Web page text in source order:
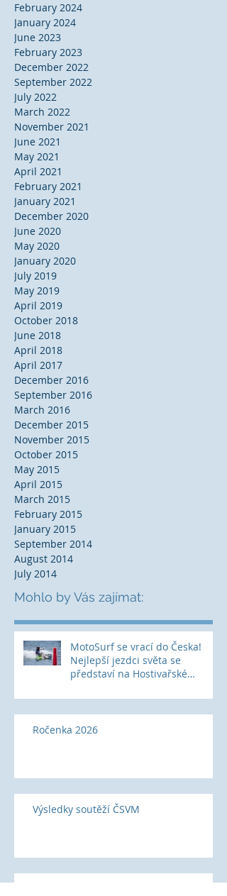
February 2024
January 2024
June 2023
February 2023
December 2022
September 2022
July 2022
March 2022
November 2021
June 2021
May 2021
April 2021
February 2021
January 2021
December 2020
June 2020
May 2020
January 2020
July 2019
May 2019
April 2019
October 2018
June 2018
April 2018
April 2017
December 2016
September 2016
March 2016
December 2015
November 2015
October 2015
May 2015
April 2015
March 2015
February 2015
January 2015
September 2014
August 2014
July 2014
Mohlo by Vás zajímat:
MotoSurf se vrací do Česka!
Nejlepší jezdci světa se
představí na Hostivařské
Ročenka 2026
Výsledky soutěží ČSVM